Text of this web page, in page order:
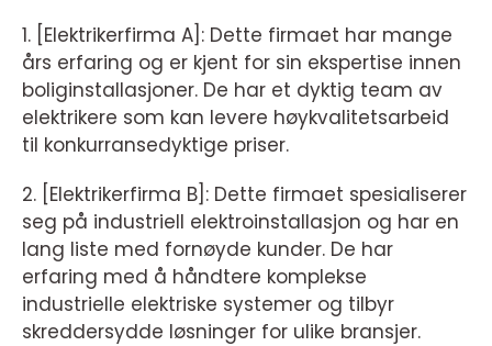
1. [Elektrikerfirma A]: Dette firmaet har mange
års erfaring og er kjent for sin ekspertise innen
boliginstallasjoner. De har et dyktig team av
elektrikere som kan levere høykvalitetsarbeid
til konkurransedyktige priser.
2. [Elektrikerfirma B]: Dette firmaet spesialiserer
seg på industriell elektroinstallasjon og har en
lang liste med fornøyde kunder. De har
erfaring med å håndtere komplekse
industrielle elektriske systemer og tilbyr
skreddersydde løsninger for ulike bransjer.